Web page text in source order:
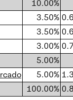
10.00%
3.50%
3.50%
3.00%
5.00%
5.00%
100.00%